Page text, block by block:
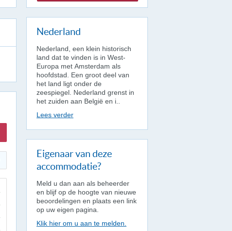
Nederland
Nederland, een klein historisch
land dat te vinden is in West-
Europa met Amsterdam als
hoofdstad. Een groot deel van
het land ligt onder de
zeespiegel. Nederland grenst in
het zuiden aan België en i..
Lees verder
Eigenaar van deze
accommodatie?
Meld u dan aan als beheerder
en blijf op de hoogte van nieuwe
beoordelingen en plaats een link
op uw eigen pagina.
Klik hier om u aan te melden.